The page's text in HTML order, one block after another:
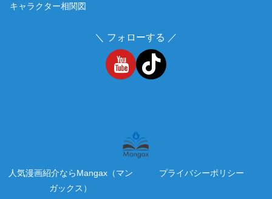
キャラクター相関図
＼ フォローする ／
人気漫画紹介ならMangax（マン
ガックス）
プライバシーポリシー